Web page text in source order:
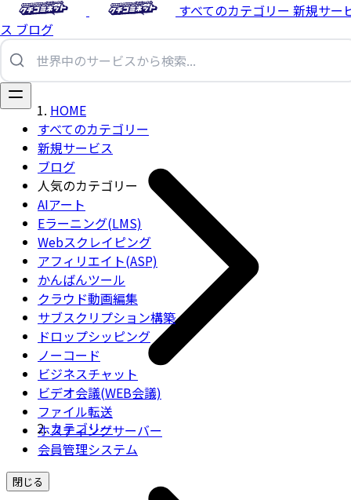
すべてのカテゴリー 新規サー
ス ブログ
すべてのカテゴリー
新規サービス
ブログ
人気のカテゴリー
AIアート
Eラーニング(LMS)
Webスクレイピング
アフィリエイト(ASP)
かんばんツール
クラウド動画編集
サブスクリプション構築
ドロップシッピング
ノーコード
ビジネスチャット
ビデオ会議(WEB会議)
ファイル転送
ホスティングサーバー
会員管理システム
閉じる
HOME
カテゴリー